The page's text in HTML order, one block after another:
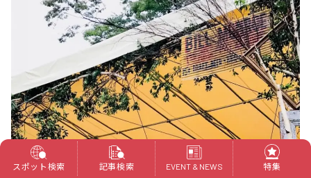
スポット検索 記事検索 EVENT & NEWS 特集